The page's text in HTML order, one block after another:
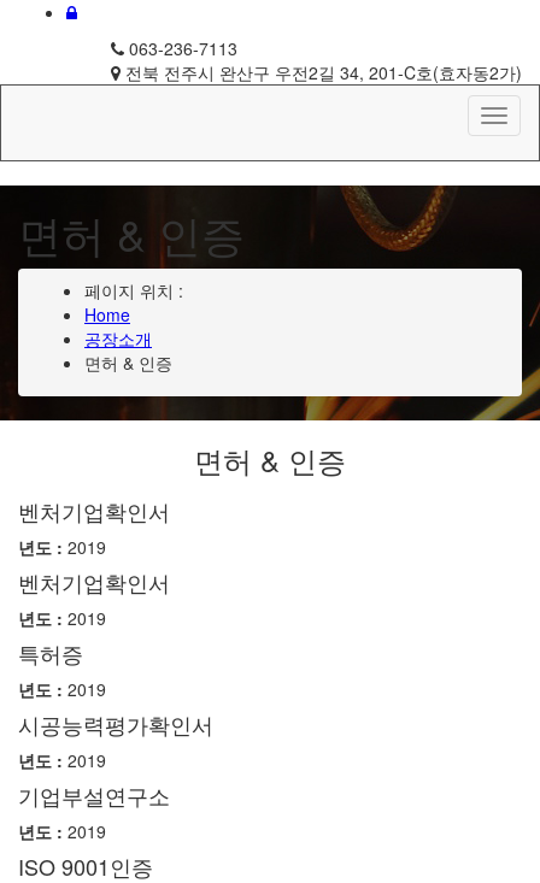
063-236-7113
전북 전주시 완산구 우전2길 34, 201-C호(효자동2가)
면허 & 인증
페이지 위치 :
Home
공장소개
면허 & 인증
면허 & 인증
벤처기업확인서
년도 : 2019
벤처기업확인서
년도 : 2019
특허증
년도 : 2019
시공능력평가확인서
년도 : 2019
기업부설연구소
년도 : 2019
ISO 9001인증